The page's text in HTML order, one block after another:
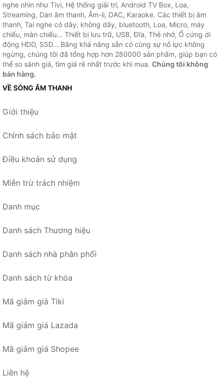
nghe nhìn như Tivi, Hệ thống giải trí, Android TV Box, Loa,
Streaming, Dàn âm thanh, Âm-li, DAC, Karaoke. Các thiết bị âm
thanh, Tai nghe có dây, không dây, bluetooth, Loa, Micro, máy
chiếu, màn chiếu... Thiết bị lưu trữ, USB, Đĩa, Thẻ nhớ, Ổ cứng di
động HDD, SSD... Bằng khả năng sẵn có cùng sự nỗ lực không
ngừng, chúng tôi đã tổng hợp hơn 280000 sản phẩm, giúp bạn có
thể so sánh giá, tìm giá rẻ nhất trước khi mua. Chúng tôi không
bán hàng.
VỀ SÓNG ÂM THANH
Giới thiệu
Chính sách bảo mật
Điều khoản sử dụng
Miễn trừ trách nhiệm
Danh mục
Danh sách Thương hiệu
Danh sách nhà phân phối
Danh sách từ khóa
Mã giảm giá Tiki
Mã giảm giá Lazada
Mã giảm giá Shopee
Liên hệ